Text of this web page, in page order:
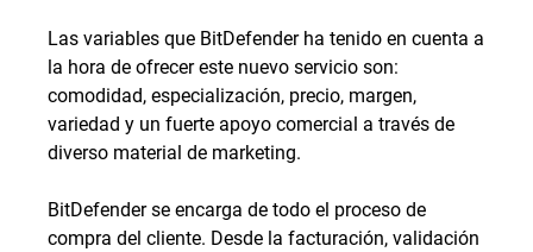
Las variables que BitDefender ha tenido en cuenta a
la hora de ofrecer este nuevo servicio son:
comodidad, especialización, precio, margen,
variedad y un fuerte apoyo comercial a través de
diverso material de marketing.
BitDefender se encarga de todo el proceso de
compra del cliente. Desde la facturación, validación